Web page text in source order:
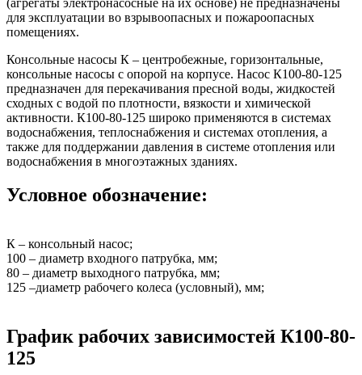
для эксплуатации во взрывоопасных и пожароопасных
помещениях.
Консольные насосы К – центробежные, горизонтальные,
консольные насосы с опорой на корпусе. Насос К100-80-125
предназначен для перекачивания пресной воды, жидкостей
сходных с водой по плотности, вязкости и химической
активности. К100-80-125 широко применяются в системах
водоснабжения, теплоснабжения и системах отопления, а
также для поддержании давления в системе отопления или
водоснабжения в многоэтажных зданиях.
Условное обозначение:
К – консольный насос;
100 – диаметр входного патрубка, мм;
80 – диаметр выходного патрубка, мм;
125 –диаметр рабочего колеса (условный), мм;
График рабочих зависимостей К100-80-
125